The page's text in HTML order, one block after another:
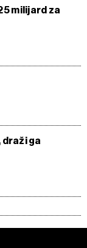
milijard za
ga